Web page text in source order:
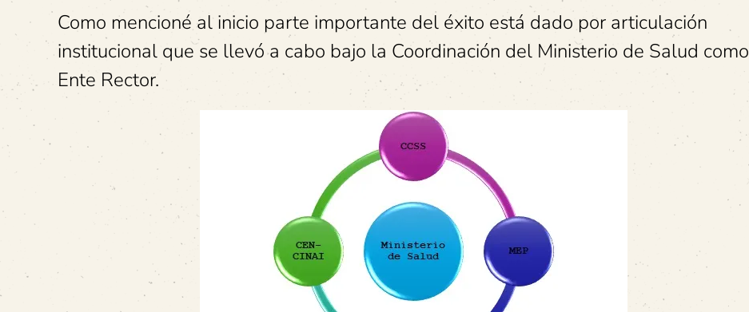
Como mencioné al inicio parte importante del éxito está dado por articulación
institucional que se llevó a cabo bajo la Coordinación del Ministerio de Salud como
Ente Rector.